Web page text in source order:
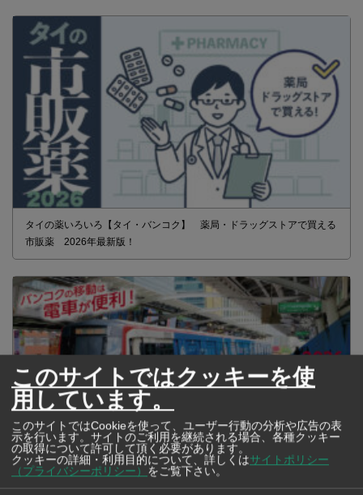
タイの薬いろいろ【タイ・バンコク】 薬局・ドラッグストアで買える
市販薬 2026年最新版！
2026年版 タイの鉄道事情 電車でGO！
このサイトではクッキーを使
用しています。
このサイトではCookieを使って、ユーザー行動の分析や広告の表
示を行います。サイトのご利用を継続される場合、各種クッキー
の取得について許可して頂く必要があります。
クッキーの詳細・利用目的について、詳しくはサイトポリシー
（プライバシーポリシー）
をご覧下さい。